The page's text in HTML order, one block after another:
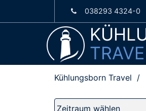
038293 4324-0
Kühlungsborn Travel